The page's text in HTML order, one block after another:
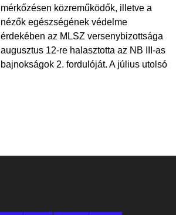
mérkőzésen közreműködők, illetve a
nézők egészségének védelme
érdekében az MLSZ versenybizottsága
augusztus 12-re halasztotta az NB III-as
bajnokságok 2. fordulóját. A július utolsó